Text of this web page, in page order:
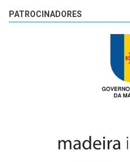
PATROCINADORES